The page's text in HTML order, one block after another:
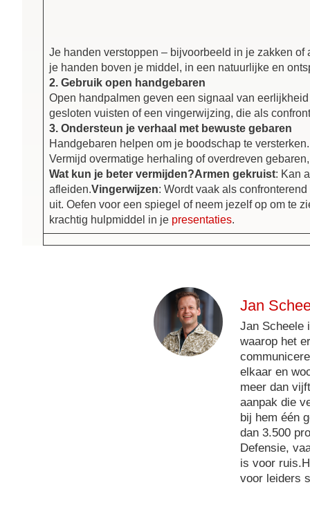
Je handen verstoppen – bijvoorbeeld in je zakken
je handen boven je middel, in een natuurlijke en
2. Gebruik open handgebaren
Open handpalmen geven een signaal van
gesloten vuisten of een vingerwijzing, die als
3. Ondersteun je verhaal met bewuste gebaren
Handgebaren helpen om je boodschap te
Vermijd overmatige herhaling of overdreven
Wat kun je beter vermijden?Armen gekruist: Kan
afleiden.Vingerwijzen: Wordt vaak als
uit. Oefen voor een spiegel of neem jezelf op om te
krachtig hulpmiddel in je presentaties.
Jan
Jan Scheele
waarop het
elkaar en
meer dan
aanpak die
bij hem één
dan 3.500
Defensie,
is voor
voor leiders